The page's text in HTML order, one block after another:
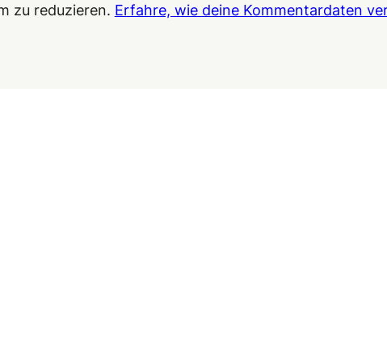
zu reduzieren. Erfahre, wie deine Kommentardaten